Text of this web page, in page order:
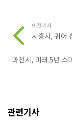
이전기사
시흥시, 귀어
과천시, 미래 5년
관련기사